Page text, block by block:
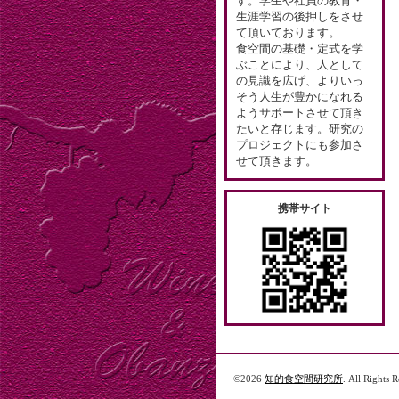
生涯学習の後押しをさせ
て頂いております。
食空間の基礎・定式を学
ぶことにより、人として
の見識を広げ、よりいっ
そう人生が豊かになれる
ようサポートさせて頂き
たいと存じます。研究の
プロジェクトにも参加さ
せて頂きます。
携帯サイト
©2026 知的食空間研究所 . All Rights